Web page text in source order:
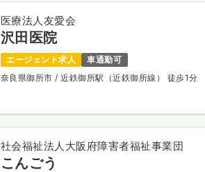
医療法人友愛会
沢田医院
エージェント求人
車通勤可
奈良県御所市/ 近鉄御所駅（近鉄御所線） 徒歩1分
社会福祉法人大阪府障害者福祉事業団
こんごう